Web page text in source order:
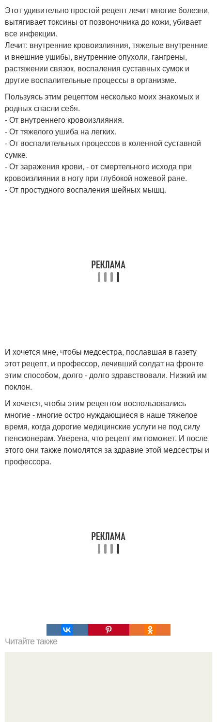
Этот удивительно простой рецепт лечит многие болезни,
вытягивает токсины от позвоночника до кожи, убивает
все инфекции.
Лечит: внутренние кровоизлияния, тяжелые внутренние
и внешние ушибы, внутренние опухоли, гангрены,
растяжении связок, воспаления суставных сумок и
другие воспалительные процессы в организме.
Пользуясь этим рецептом несколько моих знакомых и
родных спасли себя.
- От внутреннего кровоизлияния.
- От тяжелого ушиба на легких.
- От воспалительных процессов в коленной суставной
сумке.
- От заражения крови, - от смертельного исхода при
кровоизлиянии в ногу при глубокой ножевой ране.
- От простудного воспаления шейных мышц.
И хочется мне, чтобы медсестра, пославшая в газету
этот рецепт, и профессор, лечивший солдат на фронте
этим способом, долго - долго здравствовали. Низкий им
поклон.
И хочется, чтобы этим рецептом воспользовались
многие - многие остро нуждающиеся в наше тяжелое
время, когда дорогие медицинские услуги не под силу
пенсионерам. Уверена, что рецепт им поможет. И после
этого они также помолятся за здравие этой медсестры и
профессора.
Читайте также